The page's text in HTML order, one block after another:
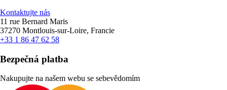
Kontaktujte nás
11 rue Bernard Maris
37270 Montlouis-sur-Loire, Francie
+33 1 86 47 62 58
Bezpečná platba
Nakupujte na našem webu se sebevědomím